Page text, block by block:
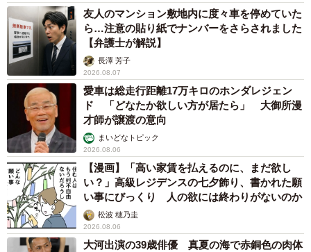
友人のマンション敷地内に度々車を停めていた
ら…注意の貼り紙でナンバーをさらされました
【弁護士が解説】
長澤 芳子
2026.08.07
愛車は総走行距離17万キロのホンダレジェン
ド 「どなたか欲しい方が居たら」 大御所漫
才師が譲渡の意向
まいどなトピック
2026.08.06
【漫画】「高い家賃を払えるのに、まだ欲し
い？」高級レジデンスの七夕飾り、書かれた願
い事にびっくり 人の欲には終わりがないのか
松波 穂乃圭
2026.08.06
大河出演の39歳俳優 真夏の海で赤銅色の肉体